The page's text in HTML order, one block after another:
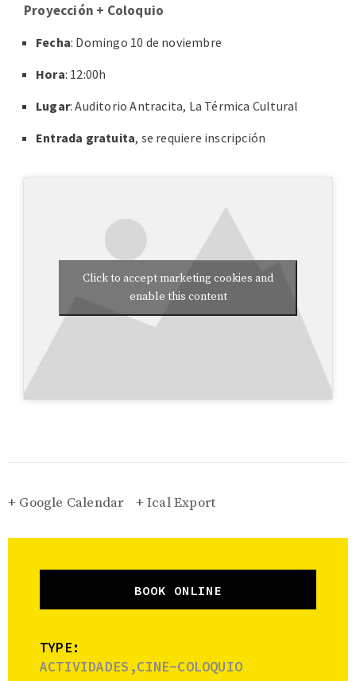
Proyección + Coloquio
Fecha: Domingo 10 de noviembre
Hora: 12:00h
Lugar: Auditorio Antracita, La Térmica Cultural
Entrada gratuita, se requiere inscripción
Click to accept marketing cookies and
enable this content
+ Google Calendar + Ical Export
BOOK ONLINE
TYPE:
ACTIVIDADES,CINE-COLOQUIO